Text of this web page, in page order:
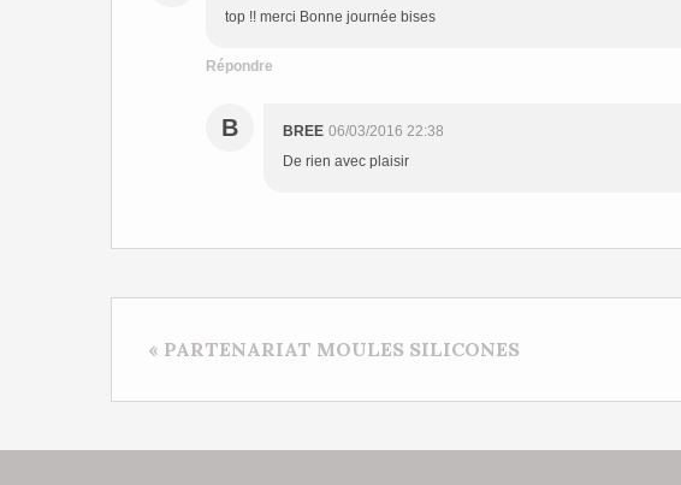
top !! merci Bonne journée bises
Répondre
B BREE 06/03/2016 22:38
De rien avec plaisir
« PARTENARIAT MOULES SILICONES